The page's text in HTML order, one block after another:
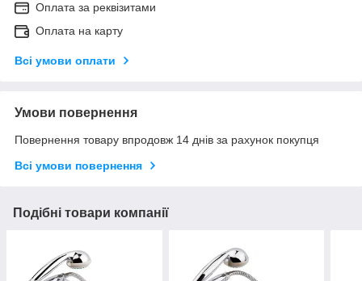
Оплата за реквізитами
Оплата на карту
Всі умови оплати
Умови повернення
Повернення товару впродовж 14 днів за рахунок покупця
Всі умови повернення
Подібні товари компанії